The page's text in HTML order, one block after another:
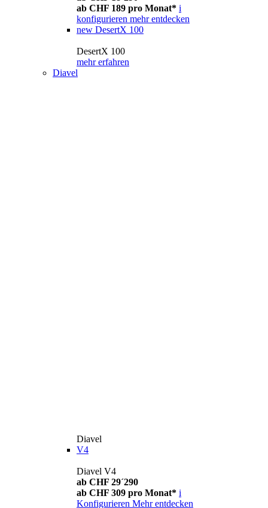
ab CHF 189 pro Monat* i
konfigurieren mehr entdecken
new DesertX 100
DesertX 100
mehr erfahren
Diavel
Diavel
V4
Diavel V4
ab CHF 29´290
ab CHF 309 pro Monat* i
Konfigurieren Mehr entdecken